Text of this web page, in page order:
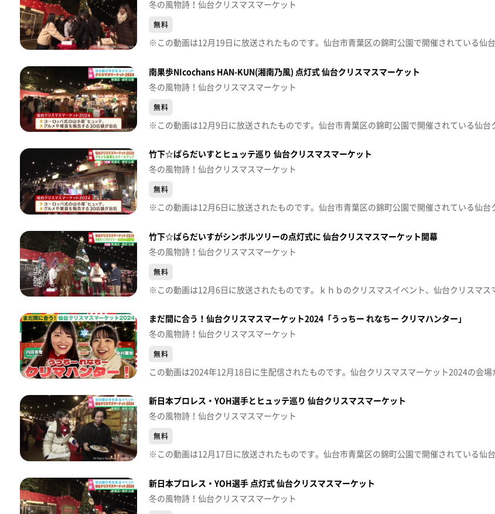
冬の風物詩！仙台クリスマスマーケット
無料
南果歩NIcochans HAN-KUN(湘南乃風) 点灯式 仙台クリスマスマーケット
冬の風物詩！仙台クリスマスマーケット
無料
竹下☆ぱらだいすとヒュッテ巡り 仙台クリスマスマーケット
冬の風物詩！仙台クリスマスマーケット
無料
竹下☆ぱらだいすがシンボルツリーの点灯式に 仙台クリスマスマーケット開幕
冬の風物詩！仙台クリスマスマーケット
無料
まだ間に合う！仙台クリスマスマーケット2024「うっちー れなちー クリマハンター」
冬の風物詩！仙台クリスマスマーケット
無料
新日本プロレス・YOH選手とヒュッテ巡り 仙台クリスマスマーケット
冬の風物詩！仙台クリスマスマーケット
無料
新日本プロレス・YOH選手 点灯式 仙台クリスマスマーケット
冬の風物詩！仙台クリスマスマーケット